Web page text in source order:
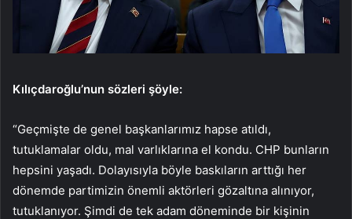
Kılıçdaroğlu’nun sözleri şöyle:
“Geçmişte de genel başkanlarımız hapse atıldı,
tutuklamalar oldu, mal varlıklarına el kondu. CHP bunların
hepsini yaşadı. Dolayısıyla böyle baskıların arttığı her
dönemde partimizin önemli aktörleri gözaltına alınıyor,
tutuklanıyor. Şimdi de tek adam döneminde bir kişinin